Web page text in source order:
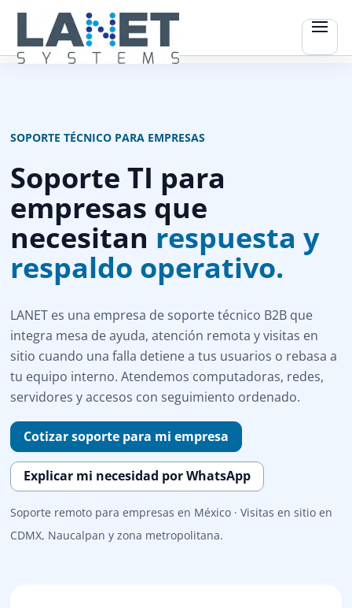
SOPORTE TÉCNICO PARA EMPRESAS
Soporte TI para
empresas que
necesitan respuesta y
respaldo operativo.
LANET es una empresa de soporte técnico B2B que
integra mesa de ayuda, atención remota y visitas en
sitio cuando una falla detiene a tus usuarios o rebasa a
tu equipo interno. Atendemos computadoras, redes,
servidores y accesos con seguimiento ordenado.
Cotizar soporte para mi empresa
Explicar mi necesidad por WhatsApp
Soporte remoto para empresas en México · Visitas en sitio en
CDMX, Naucalpan y zona metropolitana.